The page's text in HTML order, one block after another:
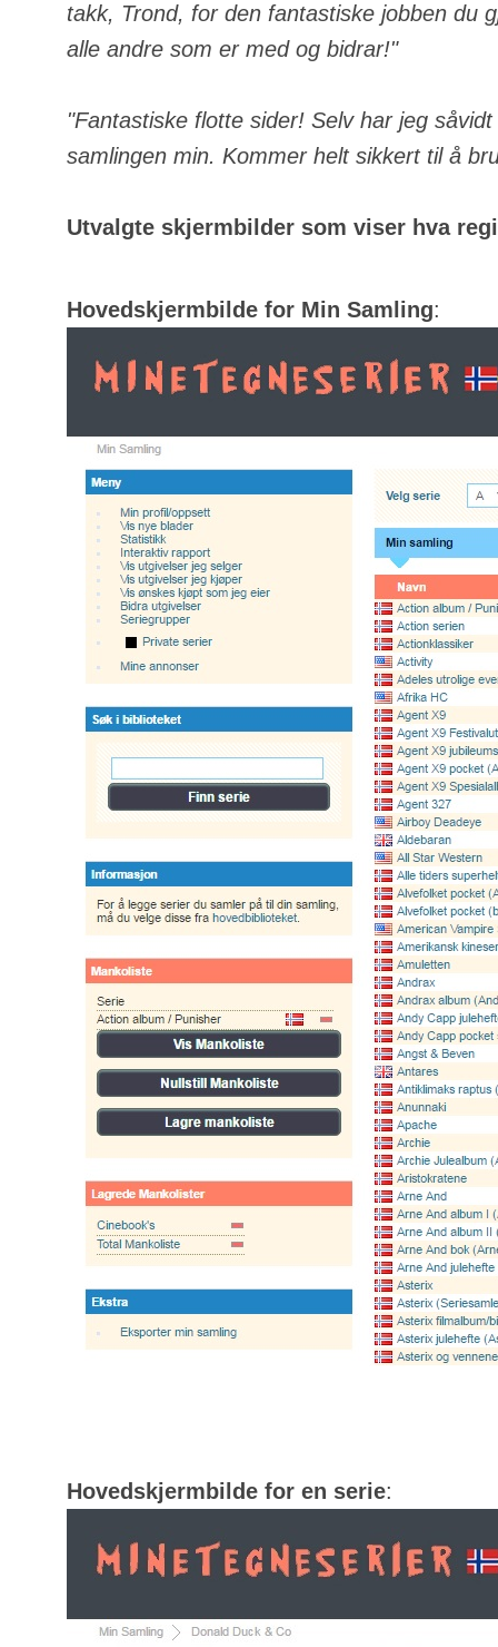
takk, Trond, for den fantastiske jobben du
alle andre som er med og bidrar!"
"Fantastiske flotte sider! Selv har jeg
samlingen min. Kommer helt sikkert til å
Utvalgte skjermbilder som viser hva
Hovedskjermbilde for Min Samling:
Hovedskjermbilde for en serie: